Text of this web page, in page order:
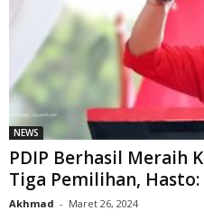
NEWS
PDIP Berhasil Meraih
Tiga Pemilihan,
Akhmad - Maret 26, 2024